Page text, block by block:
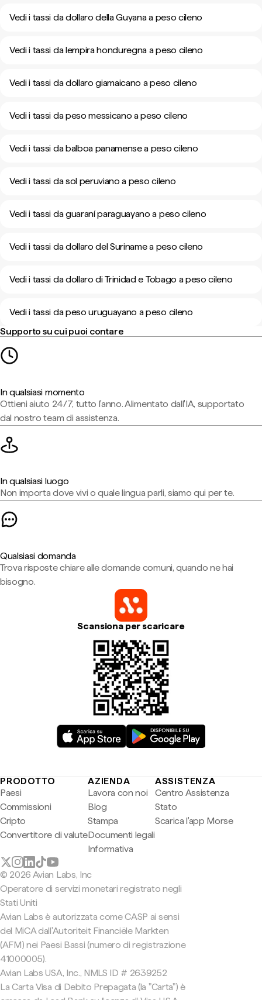
Vedi i tassi da dollaro della Guyana a peso cileno
Vedi i tassi da lempira honduregna a peso cileno
Vedi i tassi da dollaro giamaicano a peso cileno
Vedi i tassi da peso messicano a peso cileno
Vedi i tassi da balboa panamense a peso cileno
Vedi i tassi da sol peruviano a peso cileno
Vedi i tassi da guaraní paraguayano a peso cileno
Vedi i tassi da dollaro del Suriname a peso cileno
Vedi i tassi da dollaro di Trinidad e Tobago a peso cileno
Vedi i tassi da peso uruguayano a peso cileno
Supporto su cui puoi contare
In qualsiasi momento
Ottieni aiuto 24/7, tutto l'anno. Alimentato dall'IA, supportato
dal nostro team di assistenza.
In qualsiasi luogo
Non importa dove vivi o quale lingua parli, siamo qui per te.
Qualsiasi domanda
Trova risposte chiare alle domande comuni, quando ne hai
bisogno.
Scansiona per scaricare
PRODOTTO
Paesi
Commissioni
Cripto
Convertitore di valute
AZIENDA
Lavora con noi
Blog
Stampa
Documenti legali
Informativa
ASSISTENZA
Centro Assistenza
Stato
Scarica l'app Morse
© 2026 Avian Labs, Inc
Operatore di servizi monetari registrato negli
Stati Uniti
Avian Labs è autorizzata come CASP ai sensi
del MiCA dall'Autoriteit Financiële Markten
(AFM) nei Paesi Bassi (numero di registrazione
41000005).
Avian Labs USA, Inc., NMLS ID # 2639252
La Carta Visa di Debito Prepagata (la "Carta") è